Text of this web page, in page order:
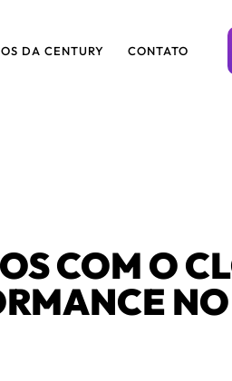
DA CENTURY CONTATO
COM O